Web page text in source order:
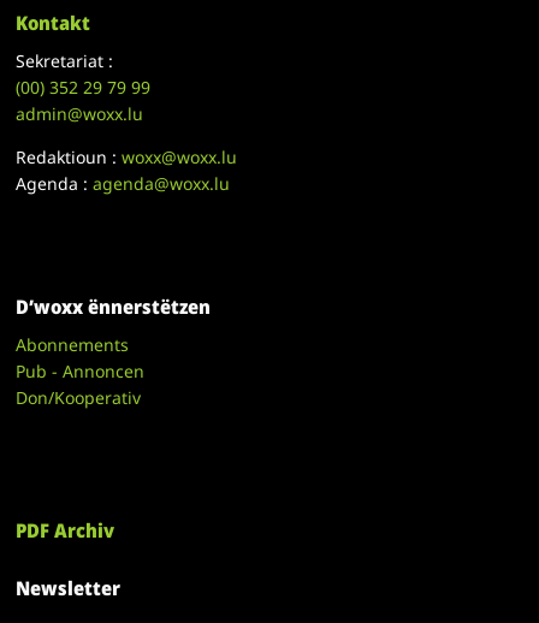
Kontakt
Sekretariat :
(00)352 29 79 99
admin@woxx.lu
Redaktioun :woxx@woxx.lu
Agenda :agenda@woxx.lu
D’woxx ënnerstëtzen
Abonnements
Pub - Annoncen
Don/Kooperativ
PDF Archiv
Newsletter